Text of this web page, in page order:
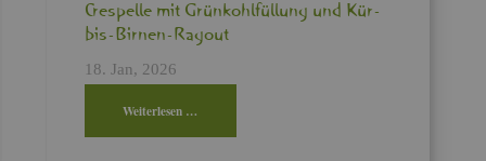
Cres­pel­le mit Grün­kohl­fül­lung und Kür­
bis-Bir­nen-Ra­gout
18. Jan, 2026
Wei­ter­le­sen …